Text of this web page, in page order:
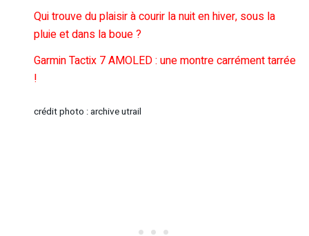
Qui trouve du plaisir à courir la nuit en hiver, sous la
pluie et dans la boue ?
Garmin Tactix 7 AMOLED : une montre carrément tarrée
!
crédit photo : archive utrail